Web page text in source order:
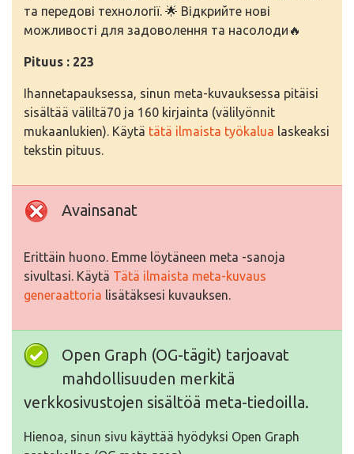
та передові технології. 🌟 Відкрийте нові
можливості для задоволення та насолоди🔥
Pituus : 223
Ihannetapauksessa, sinun meta-kuvauksessa pitäisi
sisältää väliltä70 ja 160 kirjainta (välilyönnit
mukaanlukien). Käytä tätä ilmaista työkalua laskeaksi
tekstin pituus.
Avainsanat
Erittäin huono. Emme löytäneen meta -sanoja
sivultasi. Käytä Tätä ilmaista meta-kuvaus
generaattoria lisätäksesi kuvauksen.
Open Graph (OG-tägit) tarjoavat
mahdollisuuden merkitä
verkkosivustojen sisältöä meta-tiedoilla.
Hienoa, sinun sivu käyttää hyödyksi Open Graph